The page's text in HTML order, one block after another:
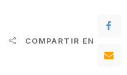
COMPARTIR EN